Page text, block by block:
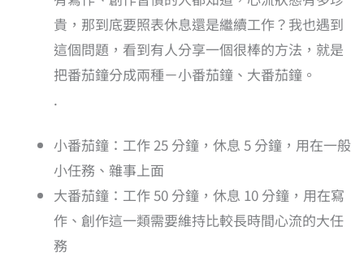
貴，那到底要照表休息還是繼續工作？我也遇到
這個問題，看到有人分享一個很棒的方法，就是
把番茄鐘分成兩種－小番茄鐘、大番茄鐘。
.
小番茄鐘：工作 25 分鐘，休息 5 分鐘，用在一般
小任務、雜事上面
大番茄鐘：工作 50 分鐘，休息 10 分鐘，用在寫
作、創作這一類需要維持比較長時間心流的大任
務